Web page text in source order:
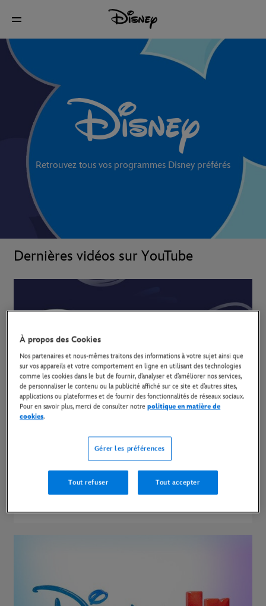
Retrouvez tous vos programmes Disney préférés
Dernières vidéos sur YouTube
Disney Channel YouTube
Découvrez des aperçus exclusifs, des jeux, des quiz et
À propos des Cookies
Nos partenaires et nous-mêmes traitons des informations à votre sujet ainsi que
sur vos appareils et votre comportement en ligne en utilisant des technologies
comme les cookies dans le but de fournir, d’analyser et d’améliorer nos services,
de personnaliser le contenu ou la publicité affiché sur ce site et d’autres sites,
applications ou plateformes et de fournir des fonctionnalités de réseaux sociaux.
Pour en savoir plus, merci de consulter notrepolitique en matière de
cookies.
Gérer les préférences
Tout refuser Tout accepter